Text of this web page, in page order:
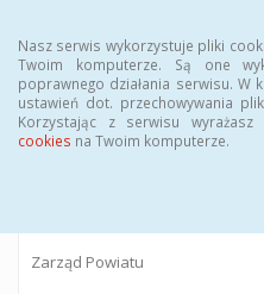
Nasz serwis wykorzystuje pliki
Twoim komputerze. Są one
poprawnego działania serwisu. W
ustawień dot. przechowywania
Korzystając z serwisu
cookies na Twoim komputerze.
BIULETYN
Starostwa
Zarząd Powiatu